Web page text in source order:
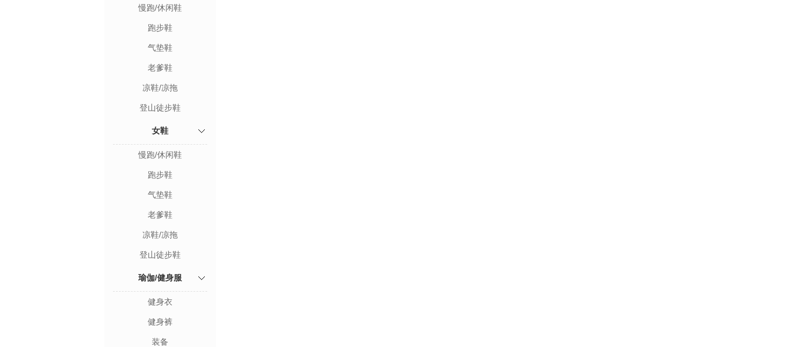
慢跑/休闲鞋
跑步鞋
气垫鞋
老爹鞋
凉鞋/凉拖
登山徒步鞋
女鞋
慢跑/休闲鞋
跑步鞋
气垫鞋
老爹鞋
凉鞋/凉拖
登山徒步鞋
瑜伽/健身服
健身衣
健身裤
装备